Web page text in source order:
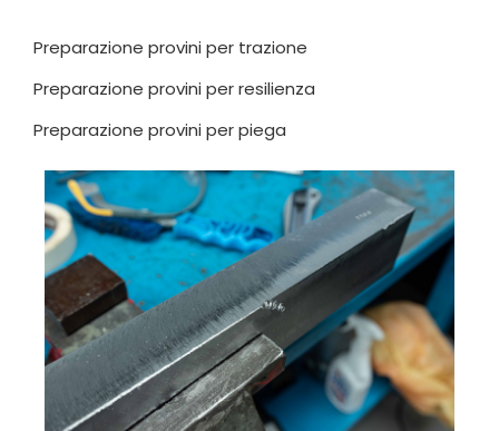
Preparazione provini per trazione
Preparazione provini per resilienza
Preparazione provini per piega